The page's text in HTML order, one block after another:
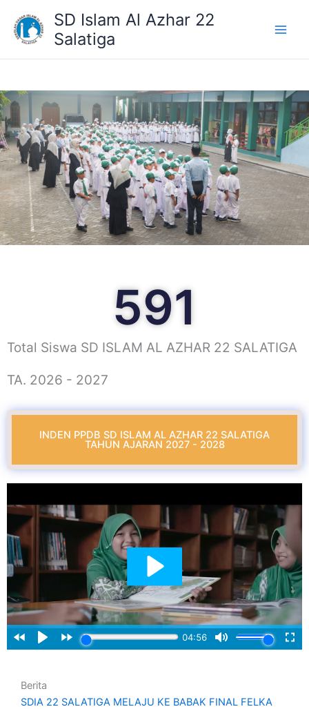
konten
SD Islam Al Azhar 22
Salatiga
Total Siswa SD ISLAM AL AZHAR 22 SALATIGA
TA. 2026 - 2027
591
INDEN PPDB SD ISLAM AL AZHAR 22 SALATIGA
TAHUN AJARAN 2027 - 2028
Berita
SDIA 22 SALATIGA MELAJU KE BABAK FINAL FELKA